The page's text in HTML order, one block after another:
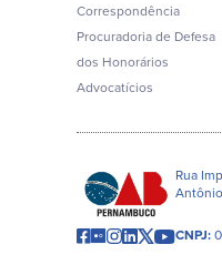
Correspondência
Procuradoria de Defesa
dos Honorários
Advocatícios
Rua
CNPJ: